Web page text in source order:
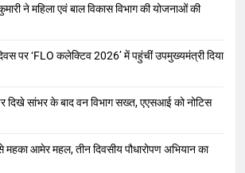
ने महिला एवं बाल विकास विभाग की योजनाओं की
पर ‘FLO कलेक्टिव 2026’ में पहुंचीं उपमुख्यमंत्री दिया
दिखे सांभर के बाद वन विभाग सख्त, एएसआई को नोटिस
महका आमेर महल, तीन दिवसीय पौधारोपण अभियान का